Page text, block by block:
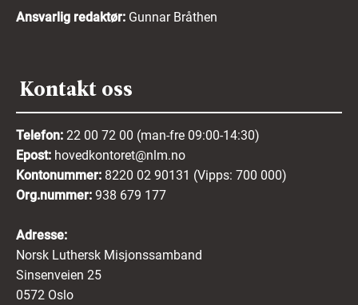
Ansvarlig redaktør: Gunnar Bråthen
Kontakt oss
Telefon: 22 00 72 00 (man-fre 09:00-14:30)
Epost: hovedkontoret@nlm.no
Kontonummer: 8220 02 90131 (Vipps: 700 000)
Org.nummer: 938 679 177
Adresse:
Norsk Luthersk Misjonssamband
Sinsenveien 25
0572 Oslo